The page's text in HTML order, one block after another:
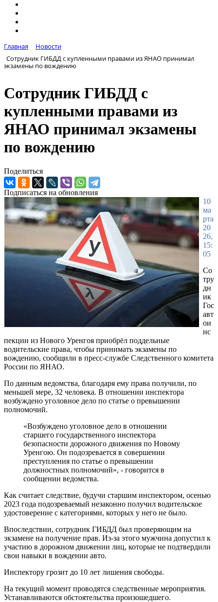
Главная
Новости
Сотрудник ГИБДД с купленными правами из ЯНАО принимал
экзамены по вождению
Сотрудник ГИБДД с
купленными правами из
ЯНАО принимал экзамены
по вождению
Поделиться
Подписаться на обновления
10
ма
рта
20
26,
15:
05
Со
тру
дн
ик
Гос
авт
ои
нс
пекции из Нового Уренгоя приобрёл поддельные
водительские права, чтобы принимать экзамены по
вождению, сообщили в пресс-службе Следственного комитета
России по ЯНАО.
По данным ведомства, благодаря ему права получили, по
меньшей мере, 32 человека. В отношении инспектора
возбуждено уголовное дело по статье о превышении
полномочий.
«Возбуждено уголовное дело в отношении
старшего государственного инспектора
безопасности дорожного движения по Новому
Уренгою. Он подозревается в совершении
преступления по статье о превышении
должностных полномочий», - говорится в
сообщении ведомства.
Как считает следствие, будучи старшим инспектором, осенью
2023 года подозреваемый незаконно получил водительское
удостоверение с категориями, которых у него не было.
Впоследствии, сотрудник ГИБДД был проверяющим на
экзамене на получение прав. Из-за этого мужчина допустил к
участию в дорожном движении лиц, которые не подтвердили
свои навыки в вождении авто.
Инспектору грозит до 10 лет лишения свободы.
На текущий момент проводятся следственные мероприятия.
Устанавливаются обстоятельства произошедшего.